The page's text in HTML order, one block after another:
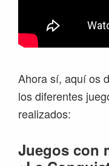
Ahora sí, aquí os
los diferentes
realizados:
Juegos con